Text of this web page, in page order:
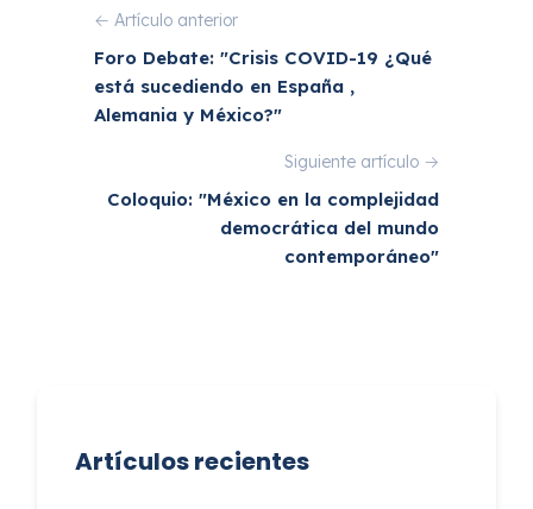
← Artículo anterior
Foro Debate: "Crisis COVID-19 ¿Qué
está sucediendo en España ,
Alemania y México?"
Siguiente artículo →
Coloquio: "México en la complejidad
democrática del mundo
contemporáneo"
Artículos recientes